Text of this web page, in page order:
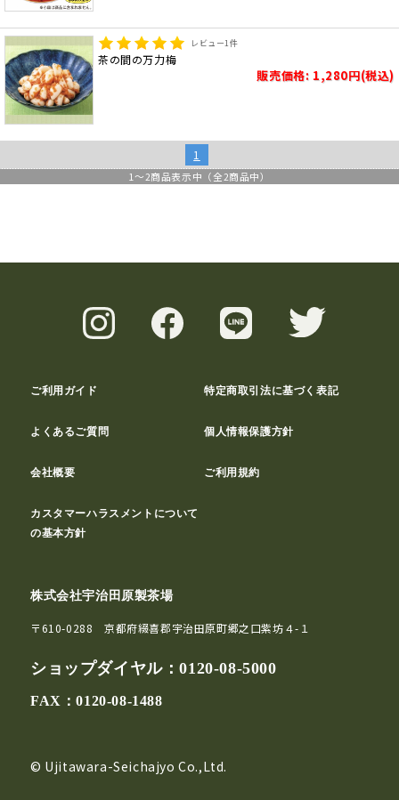
レビュー1件
茶の間の万力梅
販売価格: 1,280円(税込)
1
1 ～2商品表示中（全2商品中）
ご利用ガイド 特定商取引法に基づく表記
よくあるご質問 個人情報保護方針
会社概要 ご利用規約
カスタマーハラスメントについて
の基本方針
株式会社宇治田原製茶場
〒610-0288 京都府綴喜郡宇治田原町郷之口紫坊４-１
ショップダイヤル：0120-08-5000
FAX：0120-08-1488
© Ujitawara-Seichajyo Co.,Ltd.